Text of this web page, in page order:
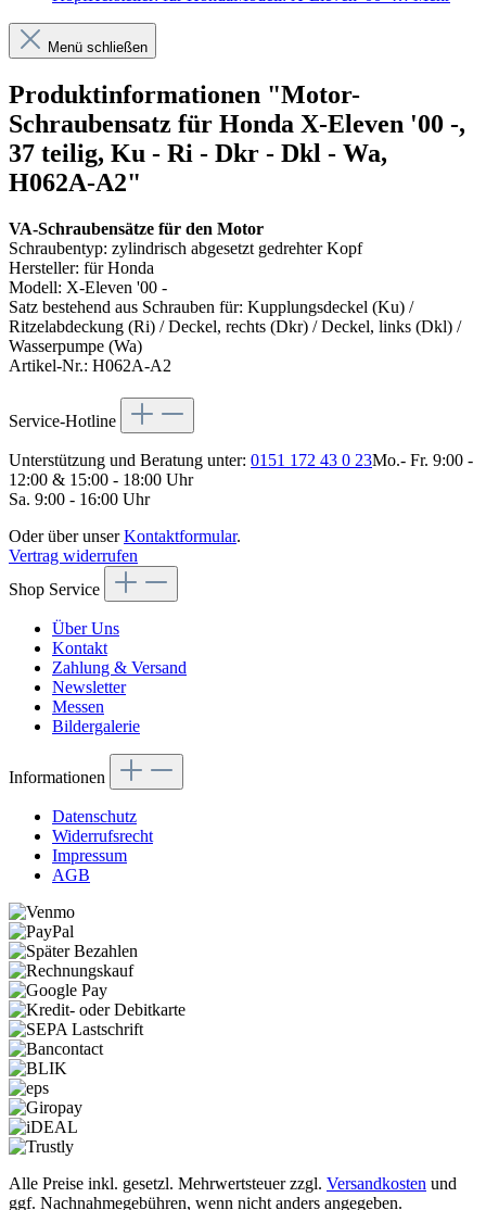
Menü schließen
Produktinformationen "Motor-
Schraubensatz für Honda X-Eleven '00 -,
37 teilig, Ku - Ri - Dkr - Dkl - Wa,
H062A-A2"
VA-Schraubensätze für den Motor
Schraubentyp: zylindrisch abgesetzt gedrehter Kopf
Hersteller: für Honda
Modell: X-Eleven '00 -
Satz bestehend aus Schrauben für: Kupplungsdeckel (Ku) /
Ritzelabdeckung (Ri) / Deckel, rechts (Dkr) / Deckel, links (Dkl) /
Wasserpumpe (Wa)
Artikel-Nr.: H062A-A2
Service-Hotline
Unterstützung und Beratung unter: 0151 172 43 0 23Mo.- Fr. 9:00 -
12:00 & 15:00 - 18:00 Uhr
Sa. 9:00 - 16:00 Uhr
Oder über unserKontaktformular.
Vertrag widerrufen
Shop Service
Über Uns
Kontakt
Zahlung & Versand
Newsletter
Messen
Bildergalerie
Informationen
Datenschutz
Widerrufsrecht
Impressum
AGB
Alle Preise inkl. gesetzl. Mehrwertsteuer zzgl. Versandkosten und
ggf. Nachnahmegebühren, wenn nicht anders angegeben.